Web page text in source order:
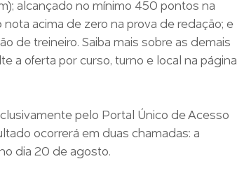
alcançado no mínimo 450 pontos na
acima de zero na prova de redação; e
de treineiro. Saiba mais sobre as demais
a oferta por curso, turno e local na página
pelo Portal Único de Acesso
ocorrerá em duas chamadas: a
dia 20 de agosto.